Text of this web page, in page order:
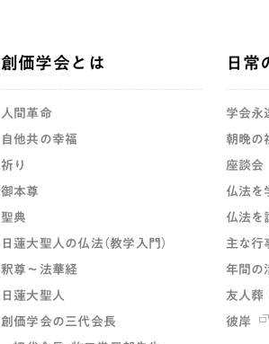
創価学会とは
人間革命
自他共の幸福
祈り
御本尊
聖典
日蓮大聖人の仏法（教学入門）
釈尊～法華経
日蓮大聖人
創価学会の三代会長
日常
学会永
朝晩の
座談会
仏法を
仏法を
主な行
年間の
友人葬
彼岸